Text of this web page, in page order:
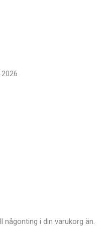
någonting i din varukorg än.